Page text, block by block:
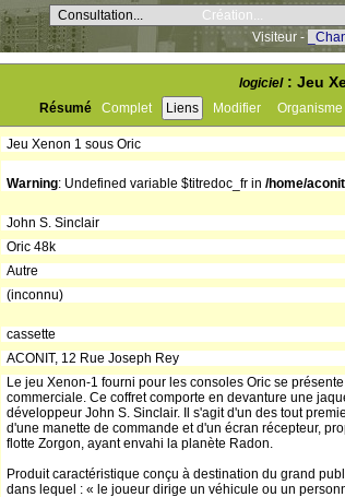
Consultation... Création...
Visiteur -
logiciel: Jeu
Résumé Complet Liens Modifier Organisme
Jeu Xenon 1 sous Oric
Warning: Undefined variable $titredoc_fr in /home/
John S. Sinclair
Oric 48k
Autre
(inconnu)
cassette
ACONIT, 12 Rue Joseph Rey
Le jeu Xenon-1 fourni pour les consoles Oric se
commerciale. Ce coffret comporte en devanture une
développeur John S. Sinclair. Il s'agit d'un des tout
d'une manette de commande et d'un écran récepteur,
flotte Zorgon, ayant envahi la planète Radon.
Produit caractéristique conçu à destination du grand
dans lequel : « le joueur dirige un véhicule ou un